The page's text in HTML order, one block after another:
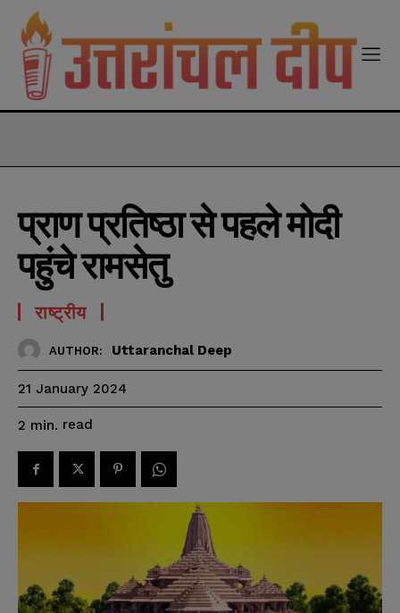
प्राण प्रतिष्‍ठा से पहले मोदी
पहुंचे रामसेतु
राष्ट्रीय
AUTHOR: Uttaranchal Deep
21 January 2024
2 min. read